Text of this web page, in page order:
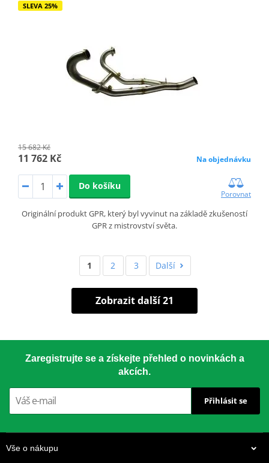
SLEVA 25%
15 682 Kč
11 762 Kč Na objednávku
Do košíku
Porovnat
Originální produkt GPR, který byl vyvinut na základě zkušeností
GPR z mistrovství světa.
1 2 3 Další
Zobrazit další 21
Zaregistrujte se a získejte přehled o novinkách a
akcích.
Přihlásit se
Vše o nákupu